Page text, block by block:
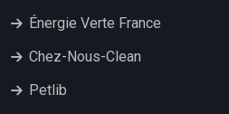
Énergie Verte France
Chez-Nous-Clean
Petlib